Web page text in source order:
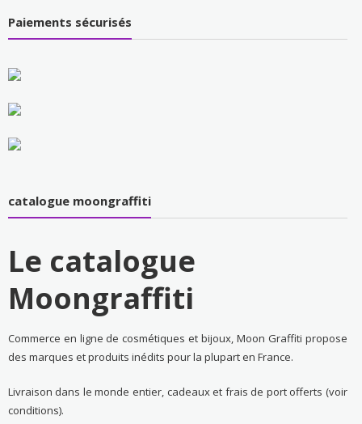
Paiements sécurisés
catalogue moongraffiti
Le catalogue
Moongraffiti
Commerce en ligne de cosmétiques et bijoux, Moon Graffiti propose
des marques et produits inédits pour la plupart en France.
Livraison dans le monde entier, cadeaux et frais de port offerts (voir
conditions).